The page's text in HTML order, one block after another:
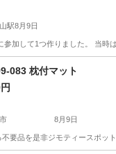
駅8月9日
参加して1つ作りました。 当時
その他
083 枕付マット
8月9日
品を是非ジモティースポット